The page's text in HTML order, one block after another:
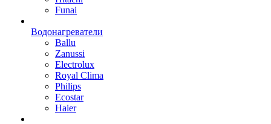
Funai
Водонагреватели
Ballu
Zanussi
Electrolux
Royal Clima
Philips
Ecostar
Haier